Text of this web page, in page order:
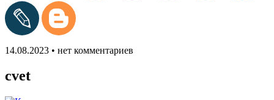
14.08.2023 • нет комментариев
cvet